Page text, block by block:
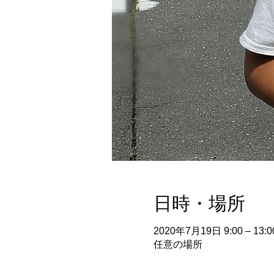
日時・場所
2020年7月19日 9:00 –
任意の場所